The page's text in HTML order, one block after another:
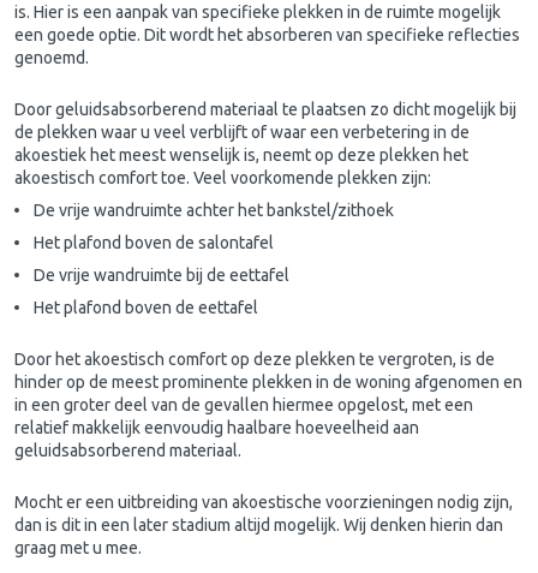
is. Hier is een aanpak van specifieke plekken in de ruimte mogelijk
een goede optie. Dit wordt het absorberen van specifieke reflecties
genoemd.
Door geluidsabsorberend materiaal te plaatsen zo dicht mogelijk bij
de plekken waar u veel verblijft of waar een verbetering in de
akoestiek het meest wenselijk is, neemt op deze plekken het
akoestisch comfort toe. Veel voorkomende plekken zijn:
De vrije wandruimte achter het bankstel/zithoek
Het plafond boven de salontafel
De vrije wandruimte bij de eettafel
Het plafond boven de eettafel
Door het akoestisch comfort op deze plekken te vergroten, is de
hinder op de meest prominente plekken in de woning afgenomen en
in een groter deel van de gevallen hiermee opgelost, met een
relatief makkelijk eenvoudig haalbare hoeveelheid aan
geluidsabsorberend materiaal.
Mocht er een uitbreiding van akoestische voorzieningen nodig zijn,
dan is dit in een later stadium altijd mogelijk. Wij denken hierin dan
graag met u mee.